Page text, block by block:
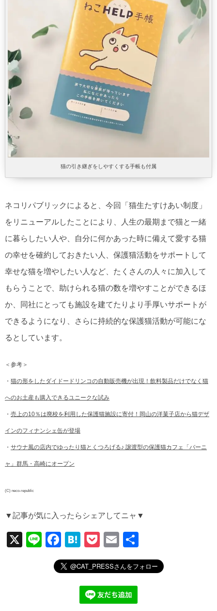
猫の引き継ぎをしやすくする手帳も付属
ネコリパブリックによると、今回「猫生たすけあい制度」
をリニューアルしたことにより、人生の最期まで猫と一緒
に暮らしたい人や、自分に何かあった時に備えて愛する猫
の幸せを確約しておきたい人、保護猫活動をサポートして
幸せな猫を増やしたい人など、たくさんの人々に加入して
もらうことで、助けられる猫の数を増やすことができるほ
か、同社にとっても施設を建てたりより手厚いサポートが
できるようになり、さらに持続的な保護猫活動が可能にな
るとしています。
＜参考＞
・ 猫の形をしたダイドードリンコの自動販売機が出現！飲料製品だけでなく猫
へのお土産も購入できるユニークな試み
・ 売上の10％は廃校を利用した保護猫施設に寄付！岡山の洋菓子店から猫デザ
インのフィナンシェ缶が登場
・ サウナ風の店内でゆったり猫とくつろげる♪ 譲渡型の保護猫カフェ「バーニ
ャ」群馬・高崎にオープン
(C) neco-republic
▼記事が気に入ったらシェアしてニャ▼
X
Li
F
a
c
H
at
e
n
a
P
o
ck
et
E
m
ail
有